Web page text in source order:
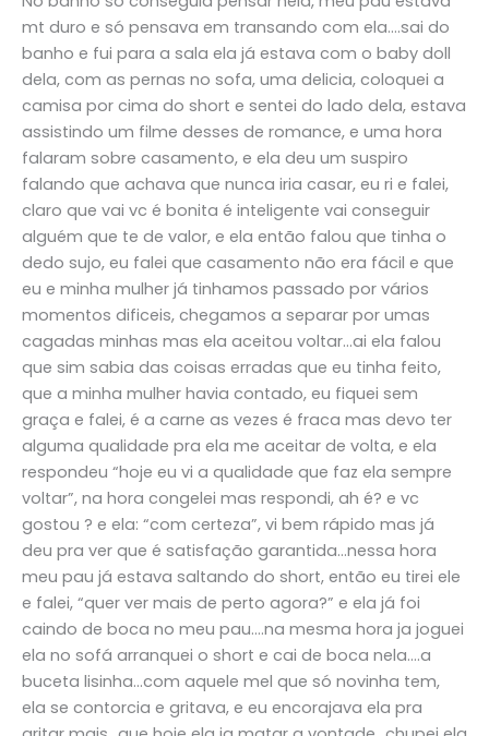
mt duro e só pensava em transando com ela….sai do
banho e fui para a sala ela já estava com o baby doll
dela, com as pernas no sofa, uma delicia, coloquei a
camisa por cima do short e sentei do lado dela, estava
assistindo um filme desses de romance, e uma hora
falaram sobre casamento, e ela deu um suspiro
falando que achava que nunca iria casar, eu ri e falei,
claro que vai vc é bonita é inteligente vai conseguir
alguém que te de valor, e ela então falou que tinha o
dedo sujo, eu falei que casamento não era fácil e que
eu e minha mulher já tinhamos passado por vários
momentos dificeis, chegamos a separar por umas
cagadas minhas mas ela aceitou voltar…ai ela falou
que sim sabia das coisas erradas que eu tinha feito,
que a minha mulher havia contado, eu fiquei sem
graça e falei, é a carne as vezes é fraca mas devo ter
alguma qualidade pra ela me aceitar de volta, e ela
respondeu “hoje eu vi a qualidade que faz ela sempre
voltar”, na hora congelei mas respondi, ah é? e vc
gostou ? e ela: “com certeza”, vi bem rápido mas já
deu pra ver que é satisfação garantida…nessa hora
meu pau já estava saltando do short, então eu tirei ele
e falei, “quer ver mais de perto agora?” e ela já foi
caindo de boca no meu pau….na mesma hora ja joguei
ela no sofá arranquei o short e cai de boca nela….a
buceta lisinha…com aquele mel que só novinha tem,
ela se contorcia e gritava, e eu encorajava ela pra